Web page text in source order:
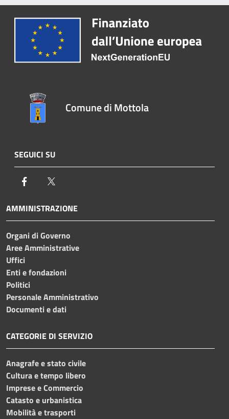
Comune di Mottola
SEGUICI SU
Facebook
AMMINISTRAZIONE
Organi di Governo
Aree Amministrative
Uffici
Enti e fondazioni
Politici
Personale Amministrativo
Documenti e dati
CATEGORIE DI SERVIZIO
Anagrafe e stato civile
Cultura e tempo libero
Imprese e Commercio
Catasto e urbanistica
Mobilità e trasporti